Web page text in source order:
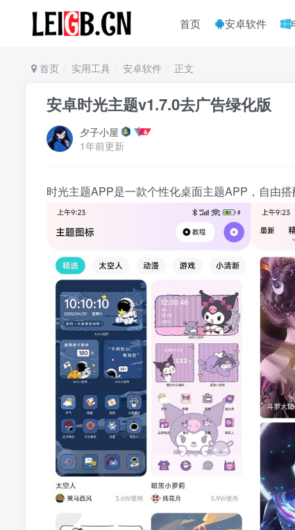
首页 安卓软件
首页 实用工具 安卓软件 正文
安卓时光主题v1.7.0去广告绿化版
夕子小屋
1年前更新
时光主题APP是一款个性化桌面主题APP，自由